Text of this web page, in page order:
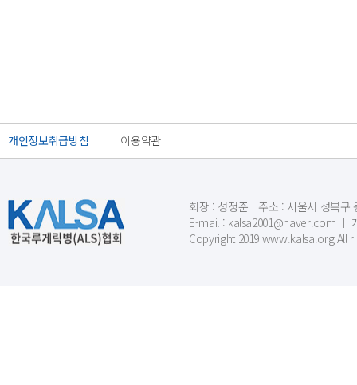
개인정보취급방침 이용약관
회장 : 성정준ㅣ주소 : 서울시 성북구
E-mail : kalsa2001@naver.com ㅣ
Copyright 2019 www.kalsa.org All